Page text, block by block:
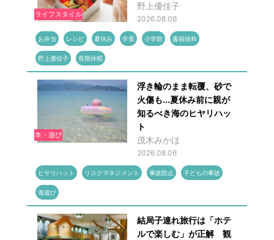
ライフスタイル
野上優佳子
2026.08.06
お弁当 レシピ 夏休み 学童 小学館 書籍抜粋
野上優佳子 長期休暇
本・遊び
浮き輪のまま転覆、砂で
火傷も...夏休み前に親が
知るべき海のヒヤリハッ
ト
茂木みかほ
2026.08.06
ヒヤリハット リスクマネジメント 事故防止 子どもの事故
海遊び
結局子連れ旅行は「ホテ
ルで楽しむ」が正解 観